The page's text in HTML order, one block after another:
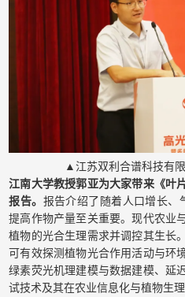
▲江苏双利合谱科技有
江南大学教授郭亚为大家带来《叶
报告。 报告介绍了随着人口增长、
提高作物产量至关重要。现代农业
植物的光合生理需求并调控其生长
可有效探测植物光合作用活动与环
绿素荧光机理建模与数据建模、延
试技术及其在农业信息化与植物生理